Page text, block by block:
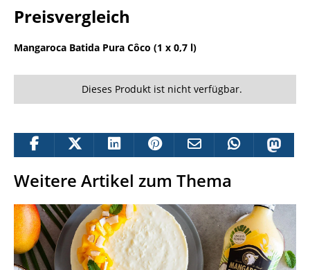
Preisvergleich
Mangaroca Batida Pura Côco (1 x 0,7 l)
Dieses Produkt ist nicht verfügbar.
Weitere Artikel zum Thema